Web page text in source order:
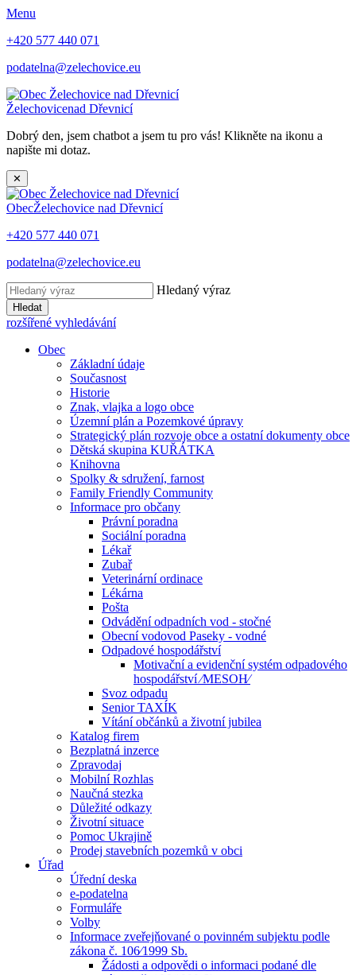
Menu
+420 577 440 071
podatelna@zelechovice.eu
Želechovicenad Dřevnicí
Dobrý den, jsem chatbot a jsem tu pro vás! Klikněte na ikonu a
napište mi dotaz.
✕
ObecŽelechovice nad Dřevnicí
+420 577 440 071
podatelna@zelechovice.eu
Hledaný výraz
Hledat
rozšířené vyhledávání
Obec
Základní údaje
Současnost
Historie
Znak, vlajka a logo obce
Územní plán a Pozemkové úpravy
Strategický plán rozvoje obce a ostatní dokumenty obce
Dětská skupina KUŘÁTKA
Knihovna
Spolky & sdružení, farnost
Family Friendly Community
Informace pro občany
Právní poradna
Sociální poradna
Lékař
Zubař
Veterinární ordinace
Lékárna
Pošta
Odvádění odpadních vod - stočné
Obecní vodovod Paseky - vodné
Odpadové hospodářství
Motivační a evidenční systém odpadového
hospodářství ⁄MESOH⁄
Svoz odpadu
Senior TAXÍK
Vítání občánků a životní jubilea
Katalog firem
Bezplatná inzerce
Zpravodaj
Mobilní Rozhlas
Naučná stezka
Důležité odkazy
Životní situace
Pomoc Ukrajině
Prodej stavebních pozemků v obci
Úřad
Úřední deska
e-podatelna
Formuláře
Volby
Informace zveřejňované o povinném subjektu podle
zákona č. 106⁄1999 Sb.
Žádosti a odpovědi o informaci podané dle